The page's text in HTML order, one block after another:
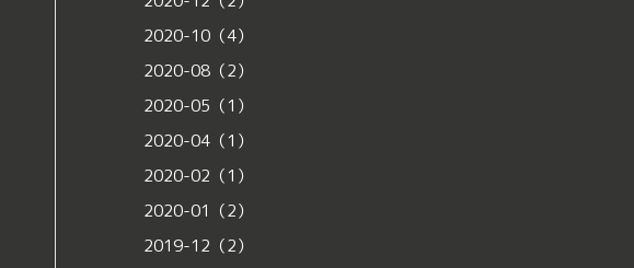
2020-10（4）
2020-08（2）
2020-05（1）
2020-04（1）
2020-02（1）
2020-01（2）
2019-12（2）